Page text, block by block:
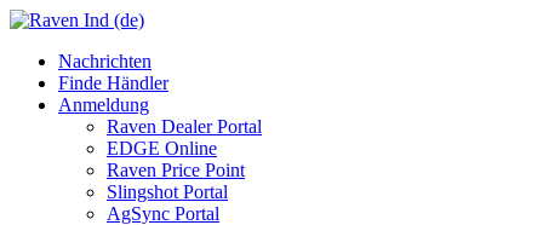
Nachrichten
Finde Händler
Anmeldung
Raven Dealer Portal
EDGE Online
Raven Price Point
Slingshot Portal
AgSync Portal